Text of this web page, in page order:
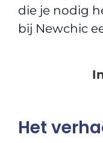
die je nodig
bij Newchic
Het